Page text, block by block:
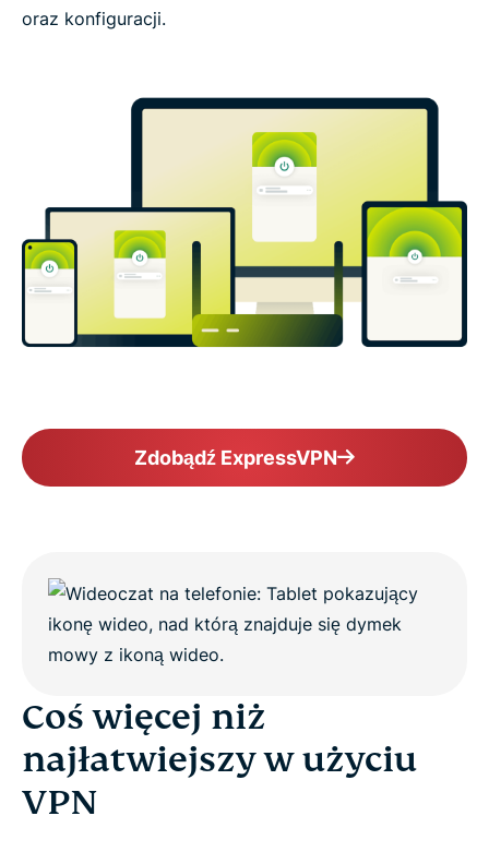
oraz konfiguracji.
Zdobądź ExpressVPN
Coś więcej niż
najłatwiejszy w użyciu
VPN